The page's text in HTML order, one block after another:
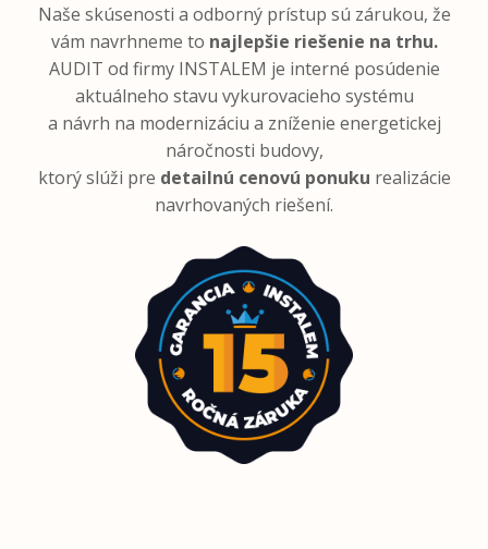
Naše skúsenosti a odborný prístup sú zárukou, že
vám navrhneme to najlepšie riešenie na trhu.
AUDIT od firmy INSTALEM je interné posúdenie
aktuálneho stavu vykurovacieho systému
a návrh na modernizáciu a zníženie energetickej
náročnosti budovy,
ktorý slúži pre detailnú cenovú ponuku realizácie
navrhovaných riešení.